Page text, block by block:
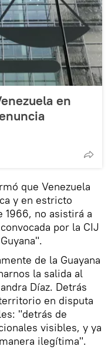
en
que Venezuela
y en estricto
1966, no asistirá a
por la CIJ
de la Guayana
la salida al
Díaz. Detrás
en disputa
"detrás de
visibles, y ya
ilegítima".